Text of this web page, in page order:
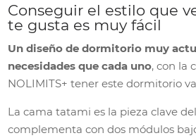
Conseguir el estilo que
te gusta es muy fácil
Un diseño de dormitorio muy
necesidades que cada uno, con la
NOLIMITS+ tener este dormitorio
La cama tatami es la pieza clave
complementa con dos módulos